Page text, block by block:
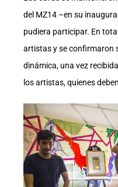
del MZ14 –en su
pudiera participar. En
artistas y se confirmaron
dinámica, una vez
los artistas, quienes